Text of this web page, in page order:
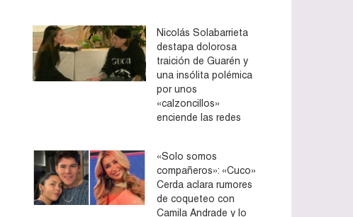
Nicolás Solabarrieta
destapa dolorosa
traición de Guarén y
una insólita polémica
por unos
«calzoncillos»
enciende las redes
«Solo somos
compañeros»: «Cuco»
Cerda aclara rumores
de coqueteo con
Camila Andrade y lo